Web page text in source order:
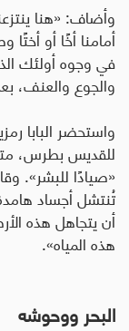
وأضاف: «هنا
أمامنا أخًا أو أختًا
في وجوه أولئك
والجوع والعنف،
واستحضر البابا
للقديس بطرس،
«صيادًا للبشر».
تُنتشل أجساد
أن يتجاهل هذه
هذه المياه».
البحر ووحوشه